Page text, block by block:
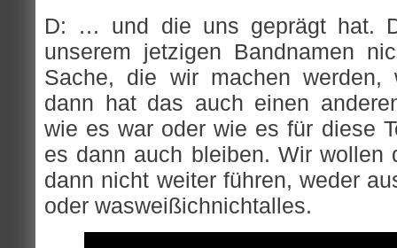
D: … und die uns geprägt hat.
unserem jetzigen Bandnamen
Sache, die wir machen
dann hat das auch einen
wie es war oder wie es für diese
es dann auch bleiben. Wir wollen
dann nicht weiter führen, weder
oder wasweißichnichtalles.